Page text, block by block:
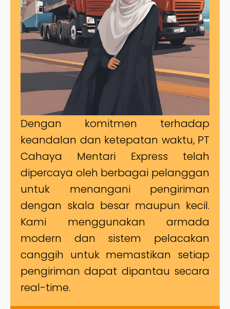
Dengan komitmen terhadap
keandalan dan ketepatan waktu, PT
Cahaya Mentari Express telah
dipercaya oleh berbagai pelanggan
untuk menangani pengiriman
dengan skala besar maupun kecil.
Kami menggunakan armada
modern dan sistem pelacakan
canggih untuk memastikan setiap
pengiriman dapat dipantau secara
real-time.